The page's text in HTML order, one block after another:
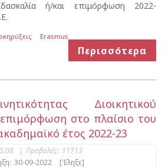
ή/και επιμόρφωση 2022-
Erasmus
Περισσότερα
Διοικητικού
στο πλαίσιο του
έτος 2022-23
| Προβολές: 11713
30-09-2022
[Έληξε]